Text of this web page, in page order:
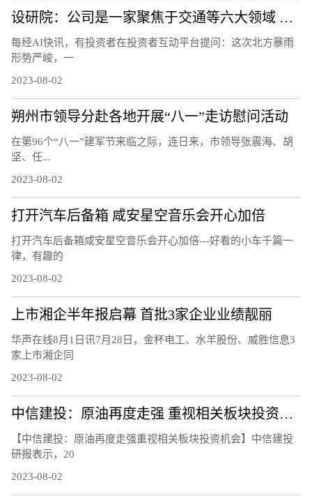
设研院：公司是一家聚焦于交通等六大领域 为建设工程提供专业技术服务以及其他延伸服务的工程咨询公司
每经AI快讯，有投资者在投资者互动平台提问：这次北方暴雨
形势严峻，一
2023-08-02
朔州市领导分赴各地开展“八一”走访慰问活动
在第96个“八一”建军节来临之际，连日来，市领导张震海、胡
坚、任...
2023-08-02
打开汽车后备箱 咸安星空音乐会开心加倍
打开汽车后备箱咸安星空音乐会开心加倍---好看的小车千篇一
律，有趣的
2023-08-02
上市湘企半年报启幕 首批3家企业业绩靓丽
华声在线8月1日讯7月28日，金杯电工、水羊股份、威胜信息3
家上市湘企同
2023-08-02
中信建投：原油再度走强 重视相关板块投资机会
【中信建投：原油再度走强重视相关板块投资机会】中信建投
研报表示，20
2023-08-02